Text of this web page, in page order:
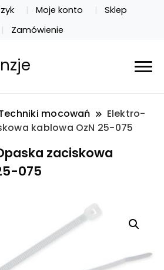
Moje konto
Sklep
Zamówienie
mocowań
Elektro-
kablowa OzN 25-075
zaciskowa
075